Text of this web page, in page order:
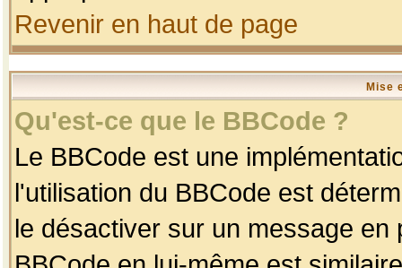
Revenir en haut de page
Mise
Qu'est-ce que le BBCode ?
Le BBCode est une
l'utilisation du BBCode est
le désactiver sur un message